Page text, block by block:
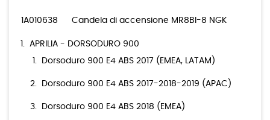
1A010638 Candela di accensione MR8BI-8 NGK
APRILIA - DORSODURO 900
Dorsoduro 900 E4 ABS 2017 (EMEA, LATAM)
Dorsoduro 900 E4 ABS 2017-2018-2019 (APAC)
Dorsoduro 900 E4 ABS 2018 (EMEA)